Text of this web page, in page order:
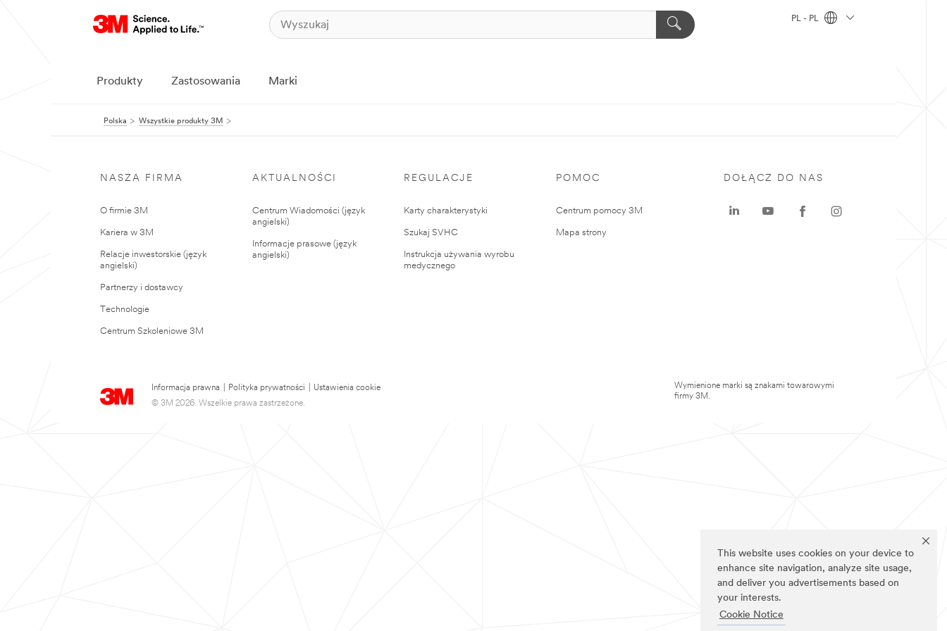
This website uses cookies on your device to
enhance site navigation, analyze site usage,
and deliver you advertisements based on
your interests.
Cookie Notice
PL - PL
Produkty Zastosowania Marki
Polska Wszystkie produkty 3M
NASZA FIRMA
O firmie 3M
Kariera w 3M
Relacje inwestorskie (język
angielski)
Partnerzy i dostawcy
Technologie
Centrum Szkoleniowe 3M
AKTUALNOŚCI
Centrum Wiadomości (język
angielski)
Informacje prasowe (język
angielski)
REGULACJE
Karty charakterystyki
Szukaj SVHC
Instrukcja używania wyrobu
medycznego
POMOC
Centrum pomocy 3M
Mapa strony
Informacja prawna Polityka prywatności
Ustawienia cookie
© 3M 2026. Wszelkie prawa zastrzeżone.
DOŁĄCZ DO NAS
Wymienione marki są znakami towarowymi
firmy 3M.